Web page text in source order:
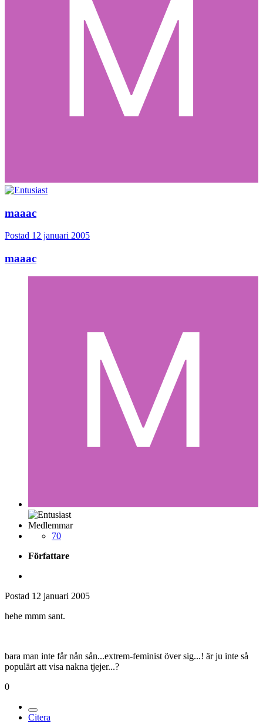
maaac
Postad 12 januari 2005
maaac
Medlemmar
70
Författare
Postad 12 januari 2005
hehe mmm sant.
bara man inte får nån sån...extrem-feminist över sig...! är ju inte så
populärt att visa nakna tjejer...?
0
Citera